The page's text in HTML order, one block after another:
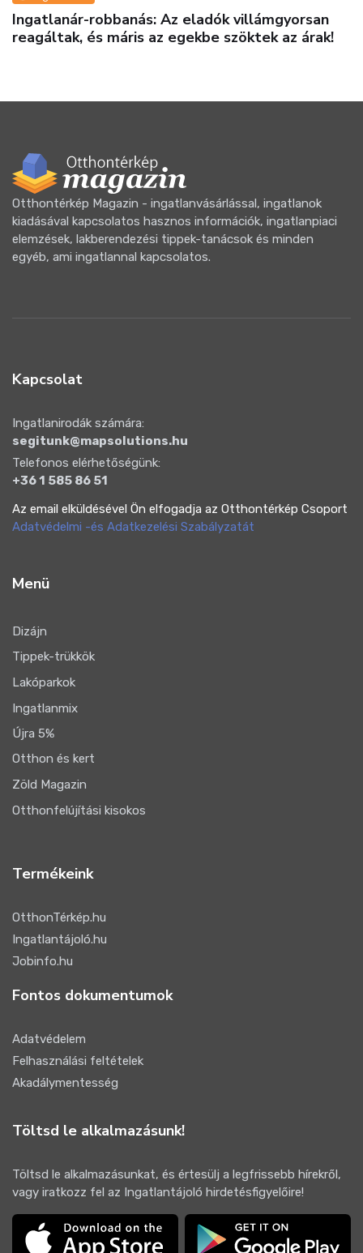
árak!
Otthontérkép Magazin - ingatlanvásárlással, ingatlanok
kiadásával kapcsolatos hasznos információk, ingatlanpiaci
elemzések, lakberendezési tippek-tanácsok és minden
egyéb, ami ingatlannal kapcsolatos.
Kapcsolat
Ingatlanirodák számára:
segitunk@mapsolutions.hu
Telefonos elérhetőségünk:
+36 1 585 86 51
Az email elküldésével Ön elfogadja az Otthontérkép Csoport
Adatvédelmi -és Adatkezelési Szabályzatát
Menü
Dizájn
Tippek-trükkök
Lakóparkok
Ingatlanmix
Újra 5%
Otthon és kert
Zöld Magazin
Otthonfelújítási kisokos
Termékeink
OtthonTérkép.hu
Ingatlantájoló.hu
Jobinfo.hu
Fontos dokumentumok
Adatvédelem
Felhasználási feltételek
Akadálymentesség
Töltsd le alkalmazásunk!
Töltsd le alkalmazásunkat, és értesülj a legfrissebb hírekről,
vagy iratkozz fel az Ingatlantájoló hirdetésfigyelőire!